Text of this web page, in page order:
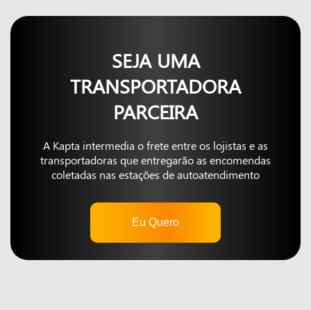
SEJA UMA
TRANSPORTADORA
PARCEIRA
A Kapta intermedia o frete entre os lojistas e as
transportadoras que entregarão as encomendas
coletadas nas estações de autoatendimento
Eu Quero